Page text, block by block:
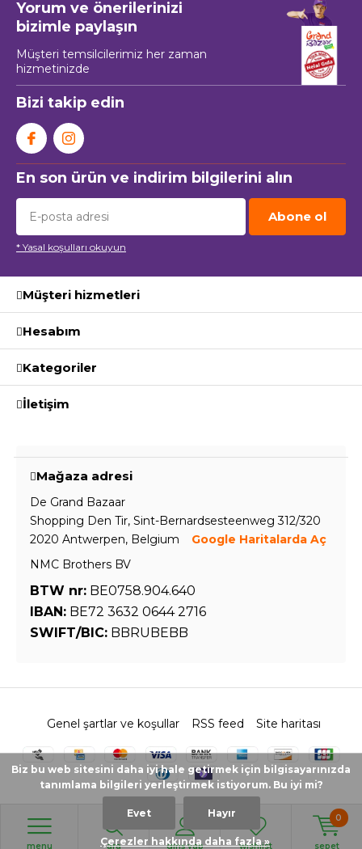
ara giriş yap
menu wishlist sepet
0
Yorum ve önerilerinizi
bizimle paylaşın
Müşteri temsilcilerimiz her zaman
hizmetinizde
Bizi takip edin
En son ürün ve indirim bilgilerini alın
Abone ol
* Yasal koşulları okuyun
Müşteri hizmetleri
Hesabım
Kategoriler
İletişim
Mağaza adresi
De Grand Bazaar
Shopping Den Tir, Sint-Bernardsesteenweg 312/320
2020 Antwerpen, Belgium
Google Haritalarda Aç
NMC Brothers BV
BTW nr: BE0758.904.640
IBAN: BE72 3632 0644 2716
SWIFT/BIC: BBRUBEBB
© 2026 - Powered byLightspeed- Theme by DMWS.nl
Genel şartlar ve koşullar RSS feed Site haritası
Biz bu web sitesini daha iyi hale getirmek için bilgisayarınızda
tanımlama bilgileri yerleştirmek istiyorum. Bu iyi mi?
Evet Hayır
Çerezler hakkında daha fazla »